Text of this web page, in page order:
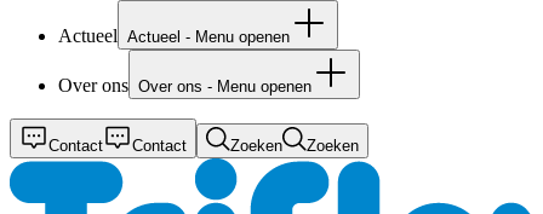
Actueel Actueel - Menu openen
Over ons Over ons - Menu openen
Contact Contact Zoeken Zoeken